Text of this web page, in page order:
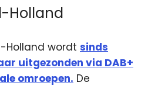
Holland
Holland wordt sinds
uitgezonden via DAB+
omroepen. De